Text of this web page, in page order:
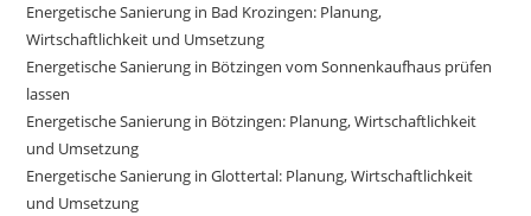
Energetische Sanierung in Bad Krozingen: Planung,
Wirtschaftlichkeit und Umsetzung
Energetische Sanierung in Bötzingen vom Sonnenkaufhaus prüfen
lassen
Energetische Sanierung in Bötzingen: Planung, Wirtschaftlichkeit
und Umsetzung
Energetische Sanierung in Glottertal: Planung, Wirtschaftlichkeit
und Umsetzung